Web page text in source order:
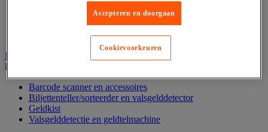
Tafel folderstandaard
Wandfolderhouder
Inname en beheer van geld
Bekijk de hele productgroep
Barcode scanner en accessoires
Biljettenteller/sorteerder en valsgelddetector
Geldkist
Valsgelddetectie en geldtelmachine
Accepteren en doorgaan
Cookievoorkeuren